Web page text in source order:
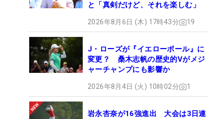
と「真剣だけど、それを楽しむ」
2026年8月6日 (木) 17時43分 19
J・ローズが『イエローボール』に
変更？ 桑木志帆の歴史的Vがメジ
ャーチャンプにも影響か
2026年8月4日 (火) 10時02分 1
岩永杏奈が16強進出 大会は3日連